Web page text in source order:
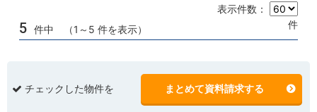
5 件中 （1～5 件を表示）
表示件数：
件
チェックした物件を まとめて資料請求する